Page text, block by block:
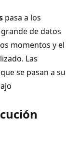
pasa a los
de datos
momentos y el
Las
se pasan a su